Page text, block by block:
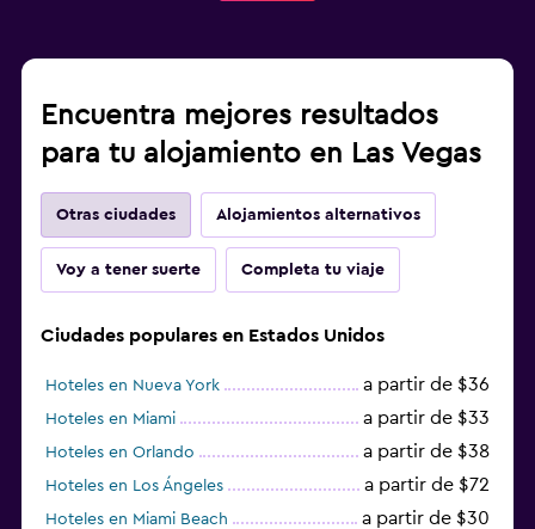
Encuentra mejores resultados
para tu alojamiento en Las Vegas
Otras ciudades Alojamientos alternativos
Voy a tener suerte Completa tu viaje
Ciudades populares en Estados Unidos
Hoteles en Nueva York a partir de $36
Hoteles en Miami a partir de $33
Hoteles en Orlando a partir de $38
Hoteles en Los Ángeles a partir de $72
Hoteles en Miami Beach a partir de $30